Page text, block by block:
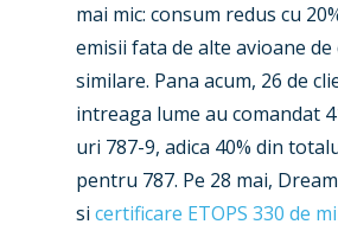
mai mic: consum redus cu
emisii fata de alte avioane
similare. Pana acum, 26 de
intreaga lume au comandat
uri 787-9, adica 40% din
pentru 787. Pe 28 mai,
si certificare ETOPS 330 de